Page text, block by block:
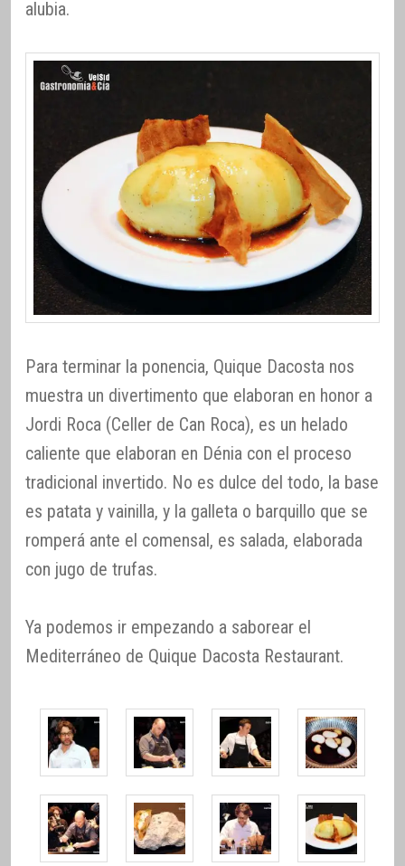
alubia.
Para terminar la ponencia, Quique Dacosta nos
muestra un divertimento que elaboran en honor a
Jordi Roca (Celler de Can Roca), es un helado
caliente que elaboran en Dénia con el proceso
tradicional invertido. No es dulce del todo, la base
es patata y vainilla, y la galleta o barquillo que se
romperá ante el comensal, es salada, elaborada
con jugo de trufas.
Ya podemos ir empezando a saborear el
Mediterráneo de Quique Dacosta Restaurant.